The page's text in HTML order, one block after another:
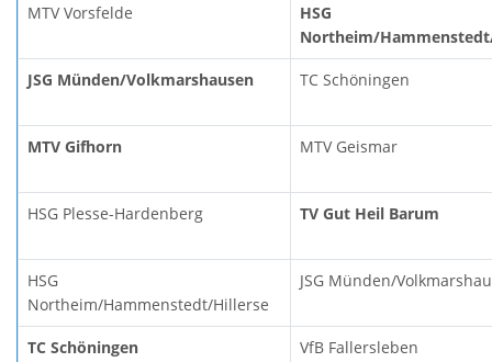
MTV Vorsfelde
HSG
Northeim/
JSG Münden/Volkmarshausen TC Schöningen
MTV Gifhorn MTV Geismar
HSG Plesse-Hardenberg TV Gut Heil Barum
HSG
Northeim/Hammenstedt/Hillerse
JSG Münden/
TC Schöningen VfB Fallersleben